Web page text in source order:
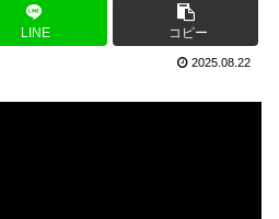
LINE コピー
2025.08.22